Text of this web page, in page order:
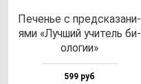
Печенье с пред­ска­за­ни­
ями «Луч­ший учи­тель би­
оло­гии»
599 руб